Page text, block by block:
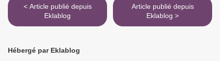
< Article publié depuis
Eklablog
Article publié depuis
Eklablog >
Hébergé par Eklablog